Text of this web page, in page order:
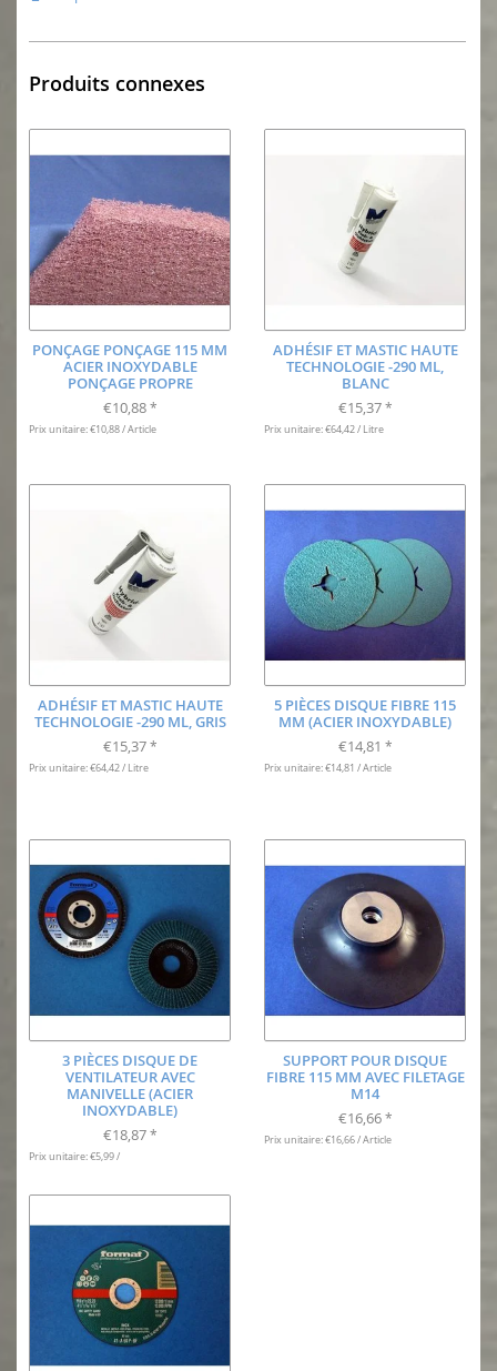
Produits connexes
PONÇAGE PONÇAGE 115 MM
ACIER INOXYDABLE
PONÇAGE PROPRE
€10,88 *
Prix unitaire: €10,88 / Article
ADHÉSIF ET MASTIC HAUTE
TECHNOLOGIE -290 ML,
BLANC
€15,37 *
Prix unitaire: €64,42 / Litre
ADHÉSIF ET MASTIC HAUTE
TECHNOLOGIE -290 ML, GRIS
€15,37 *
Prix unitaire: €64,42 / Litre
5 PIÈCES DISQUE FIBRE 115
MM (ACIER INOXYDABLE)
€14,81 *
Prix unitaire: €14,81 / Article
3 PIÈCES DISQUE DE
VENTILATEUR AVEC
MANIVELLE (ACIER
INOXYDABLE)
€18,87 *
Prix unitaire: €5,99 /
SUPPORT POUR DISQUE
FIBRE 115 MM AVEC FILETAGE
M14
€16,66 *
Prix unitaire: €16,66 / Article